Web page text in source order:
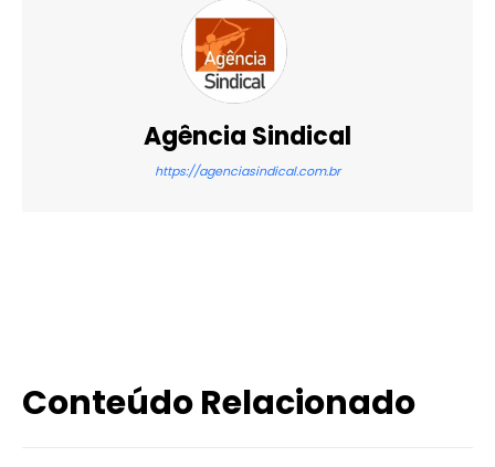
Agência Sindical
https://agenciasindical.com.br
Conteúdo Relacionado